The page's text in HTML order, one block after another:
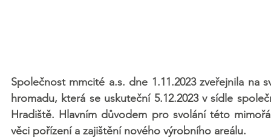
Společnost mmcité a.s. dne 1.11.2023 zveřejnila na
hromadu, která se uskuteční 5.12.2023 v sídle
Hradiště. Hlavním důvodem pro svolání této
věci pořízení a zajištění nového výrobního areálu.